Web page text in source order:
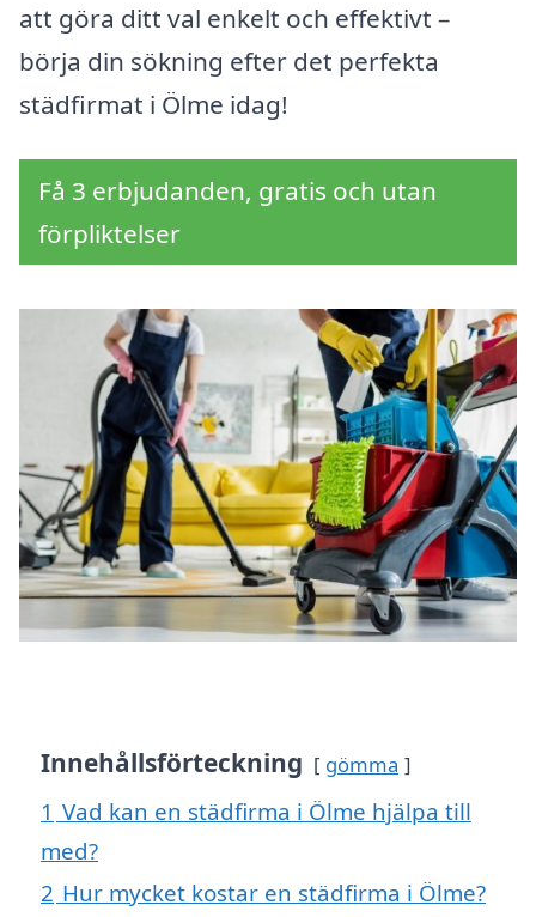
att göra ditt val enkelt och effektivt –
börja din sökning efter det perfekta
städfirmat i Ölme idag!
Få 3 erbjudanden, gratis och utan
förpliktelser
Innehållsförteckning gömma
1 Vad kan en städfirma i Ölme hjälpa till
med?
2 Hur mycket kostar en städfirma i Ölme?